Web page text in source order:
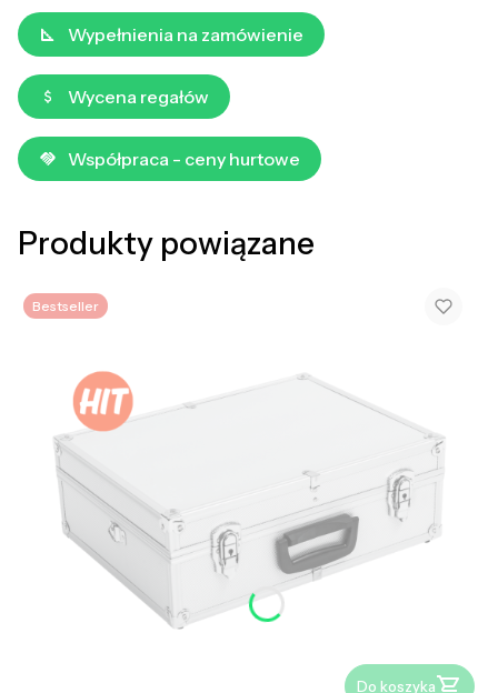
Wypełnienia na zamówienie
Wycena regałów
Współpraca - ceny hurtowe
Produkty powiązane
Bestseller
Do koszyka